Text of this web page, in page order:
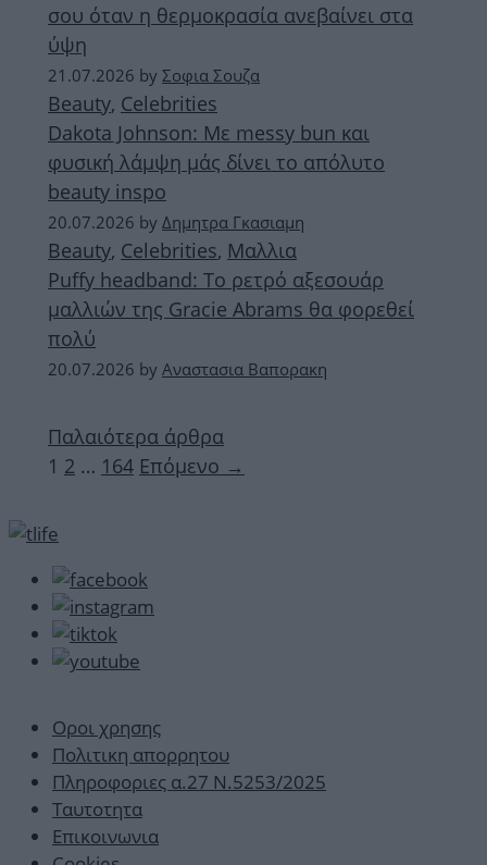
σου όταν η θερμοκρασία ανεβαίνει στα
ύψη
21.07.2026 by Σοφια Σουζα
Beauty, Celebrities
Dakota Johnson: Με messy bun και
φυσική λάμψη μάς δίνει το απόλυτο
beauty inspo
20.07.2026 by Δημητρα Γκασιαμη
Beauty, Celebrities, Μαλλια
Puffy headband: Το ρετρό αξεσουάρ
μαλλιών της Gracie Abrams θα φορεθεί
πολύ
20.07.2026 by Αναστασια Βαπορακη
Παλαιότερα άρθρα
Σελίδα
1 Σελίδα
2 … Σελίδα
164 Επόμενο →
Οροι χρησης
Πολιτικη απορρητου
Πληροφοριες α.27 Ν.5253/2025
Ταυτοτητα
Επικοινωνια